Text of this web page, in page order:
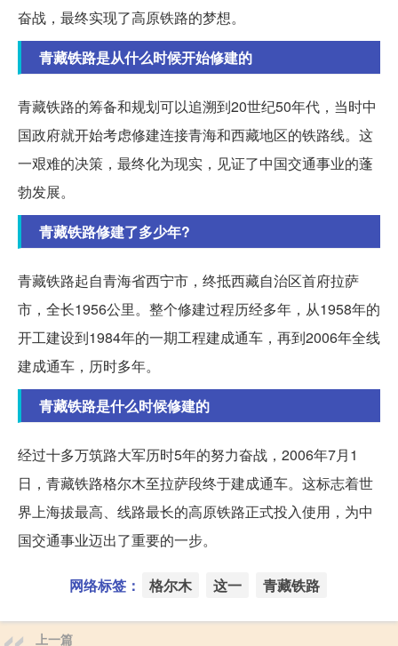
奋战，最终实现了高原铁路的梦想。
青藏铁路是从什么时候开始修建的
青藏铁路的筹备和规划可以追溯到20世纪50年代，当时中
国政府就开始考虑修建连接青海和西藏地区的铁路线。这
一艰难的决策，最终化为现实，见证了中国交通事业的蓬
勃发展。
青藏铁路修建了多少年?
青藏铁路起自青海省西宁市，终抵西藏自治区首府拉萨
市，全长1956公里。整个修建过程历经多年，从1958年的
开工建设到1984年的一期工程建成通车，再到2006年全线
建成通车，历时多年。
青藏铁路是什么时候修建的
经过十多万筑路大军历时5年的努力奋战，2006年7月1
日，青藏铁路格尔木至拉萨段终于建成通车。这标志着世
界上海拔最高、线路最长的高原铁路正式投入使用，为中
国交通事业迈出了重要的一步。
网络标签： 格尔木 这一 青藏铁路
上一篇